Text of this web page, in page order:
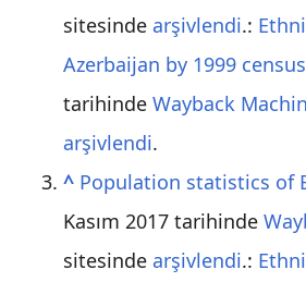
sitesinde arşivlendi.:
Azerbaijan by 1999 census
tarihinde Wayback
arşivlendi.
^ Population statistics of
Kasım 2017 tarihinde
sitesinde arşivlendi.: